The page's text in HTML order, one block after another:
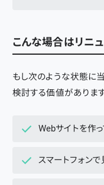
こんな場合はリニ
もし次のような状態に
検討する価値があります
Webサイトを作
スマートフォン